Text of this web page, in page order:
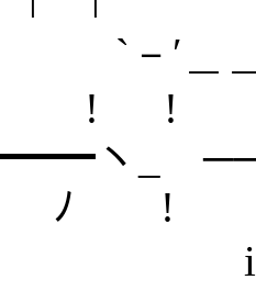
′＿
ヽ_